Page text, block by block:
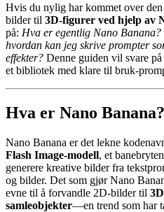
Hvis du nylig har kommet over
bilder til 3D-figurer ved hjelp av
på: Hva er egentlig Nano
hvordan kan jeg skrive prompter
effekter? Denne guiden vil svare
et bibliotek med klare til bruk-
Hva er Nano Banana?
Nano Banana er det lekne
Flash Image-modell, et
generere kreative bilder fra
og bilder. Det som gjør Nano
evne til å forvandle 2D-bilder til
samleobjekter—en trend som har